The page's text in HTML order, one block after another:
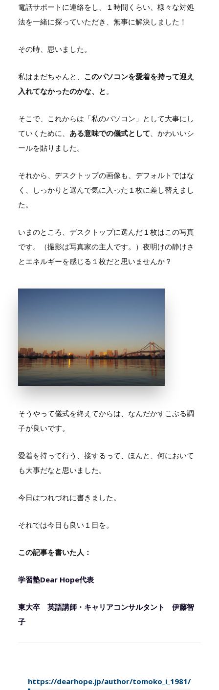
電話サポートに連絡をし、１時間くらい、様々な対処
法を一緒に探っていただき、無事に解決しました！
その時、思いました。
私はまだちゃんと、 このパソコンを愛着を持って迎え
入れてなかったのかな、と。
そこで、これからは「私のパソコン」として大事にし
ていくために、 ある意味での儀式として、かわいいシ
ールを貼りました。
それから、デスクトップの画像も、デフォルトではな
く、しっかりと選んで気に入った１枚に差し替えまし
た。
いまのところ、デスクトップに選んだ１枚はこの写真
です。（撮影は写真家の主人です。）夜明けの静けさ
とエネルギーを感じる１枚だと思いませんか？
そうやって儀式を終えてからは、なんだかすこぶる調
子が良いです。
愛着を持って行う、接するって、ほんと、何において
も大事だなと思いました。
今日はつれづれに書きました。
それでは今日も良い１日を。
この記事を書いた人：
学習塾Dear Hope代表
東大卒 英語講師・キャリアコンサルタント 伊藤智
子
https://dearhope.jp/author/tomoko_i_1981/